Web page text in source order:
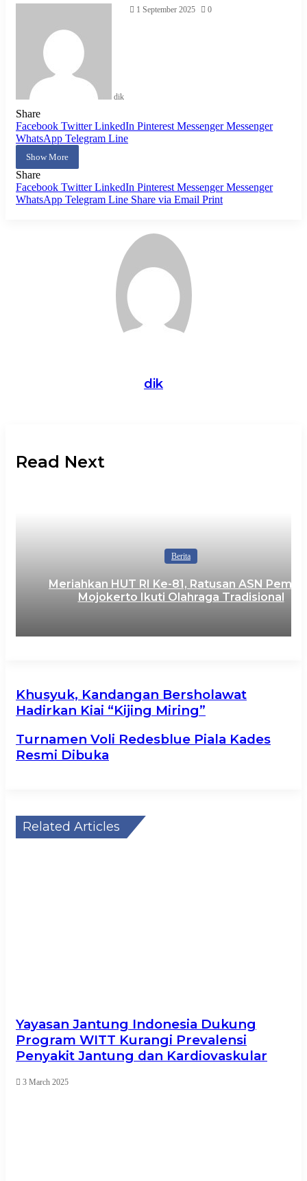
dik
1 September 2025 0
Share
Facebook Twitter LinkedIn Pinterest Messenger Messenger
WhatsApp Telegram Line
Show More
Share
Facebook Twitter LinkedIn Pinterest Messenger Messenger
WhatsApp Telegram Line Share via Email Print
dik
Read Next
Berita
Meriahkan HUT RI Ke-81, Ratusan ASN
Mojokerto Ikuti Olahraga Tradisional
Khusyuk, Kandangan Bersholawat
Hadirkan Kiai “Kijing Miring”
Turnamen Voli Redesblue Piala Kades
Resmi Dibuka
Related Articles
Yayasan Jantung Indonesia Dukung
Program WITT Kurangi Prevalensi
Penyakit Jantung dan Kardiovaskular
3 March 2025